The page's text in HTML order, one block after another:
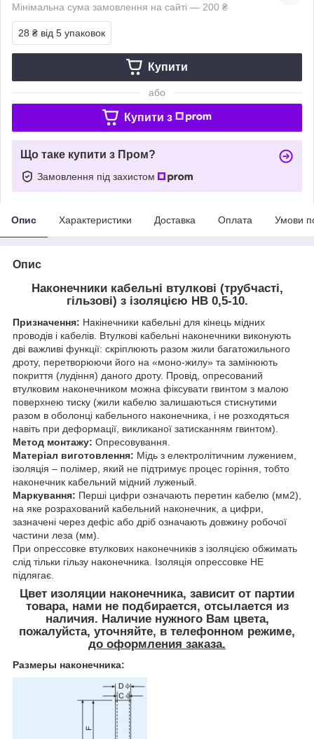
Мінімальна сума замовлення на сайті — 200 ₴
28 ₴ від 5 упаковок
Купити
або
Купити з
Що таке купити з Пром?
Замовлення під захистом
Опис Характеристики Доставка Оплата Умови
Опис
Наконечники кабельні втулкові (трубчасті,
гільзові) з ізоляцією HB 0,5-10.
Призначення: Накінечники кабельні для кінець мідних
проводів і кабелів. Втулкові кабельні наконечники виконують
дві важливі функції: скріплюють разом жили багатожильного
дроту, перетворюючи його на «моно-жилу» та замінюють
покриття (лудіння) даного дроту. Провід, опресований
втулковим наконечником можна фіксувати гвинтом з малою
поверхнею тиску (жили кабелю залишаються стиснутими
разом в оболонці кабельного наконечника, і не розходяться
навіть при деформації, викликаної затисканням гвинтом).
Метод монтажу: Опресовування.
Матеріал виготовлення: Мідь з електролітичним лужением,
ізоляція – полімер, який не підтримує процес горіння, тобто
наконечник кабельний мідний луженый.
Маркування: Перші цифри означають перетин кабелю (мм2),
на яке розрахований кабельний наконечник, а цифри,
зазначені через дефіс або дріб означають довжину робочої
частини леза (мм).
При опрессовке втулкових наконечників з ізоляцією обжимать
слід тільки гільзу наконечника. Ізоляція опрессовке НЕ
підлягає.
Цвет изоляции наконечника, зависит от партии
товара, нами не подбирается, отсылается из
наличия. Наличие нужного Вам цвета,
пожалуйста, уточняйте, в телефонном режиме,
до оформления заказа.
Размеры наконечника: